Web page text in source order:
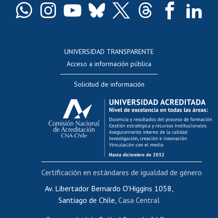
Docentes
Perfeccionamiento
Editar Portafolio Académico
Evaluación docente
Calificación académica
Postulación al AUCAI
Funcionarias/os
Cursos internos de capacitación
Bienestar del personal
Portal de movilidad interna
Certificado de renta
Certificado de renta honorarios
UNIVERSIDAD TRANSPARENTE
Acceso a información pública
Solicitud de información
Av. Libertador Bernardo O'Higgins 1058,
Santiago de Chile, Casa Central
Certificación en estándares de igualdad de género